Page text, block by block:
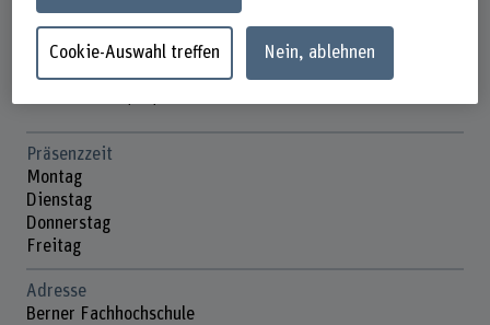
+41 31 910 29 61
E-Mail anzeigen
Präsenzzeit
Montag
Dienstag
Donnerstag
Freitag
Adresse
Berner Fachhochschule
Cookie-Auswahl treffen Nein, ablehnen